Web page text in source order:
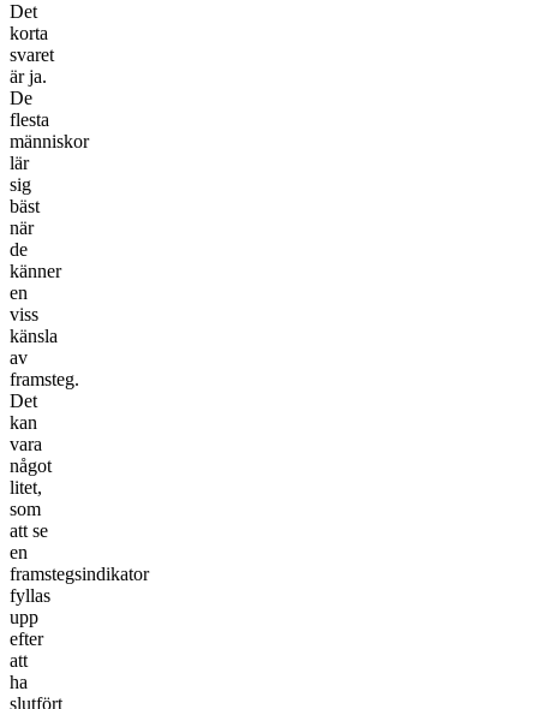
Det
korta
svaret
är ja.
De
flesta
människor
lär
sig
bäst
när
de
känner
en
viss
känsla
av
framsteg.
Det
kan
vara
något
litet,
som
att se
en
framstegsindikator
fyllas
upp
efter
att
ha
slutfört